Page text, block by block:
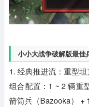
小小大战争破解版最佳
1. 经典推进流：重型
组合配置：1 ~ 2 辆重
箭筒兵（Bazooka） +